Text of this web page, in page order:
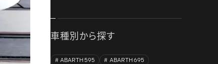
車種別から探す
ABARTH 595
ABARTH 695